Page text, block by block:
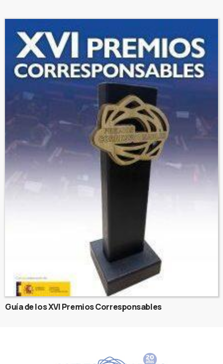
Guía de los XVI Premios Corresponsables